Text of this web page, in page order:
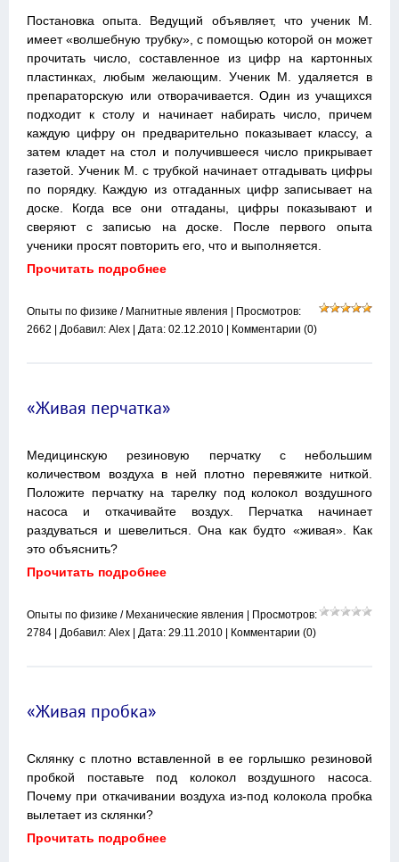
Постановка опыта. Ведущий объявляет, что ученик М.
имеет «волшебную трубку», с помощью которой он может
прочитать число, составленное из цифр на картонных
пластинках, любым желающим. Ученик М. удаляется в
препараторскую или отворачивается. Один из учащихся
подходит к столу и начинает набирать число, причем
каждую цифру он предварительно показывает классу, а
затем кладет на стол и получившееся число прикрывает
газетой. Ученик М. с трубкой начинает отгадывать цифры
по порядку. Каждую из отгаданных цифр записывает на
доске. Когда все они отгаданы, цифры показывают и
сверяют с записью на доске. После первого опыта
ученики просят повторить его, что и выполняется.
Прочитать подробнее
Опыты по физике / Магнитные явления | Просмотров:
2662 | Добавил: Alex | Дата: 02.12.2010 Комментарии (0)
«Живая перчатка»
Медицинскую резиновую перчатку с небольшим
количеством воздуха в ней плотно перевяжите ниткой.
Положите перчатку на тарелку под колокол воздушного
насоса и откачивайте воздух. Перчатка начинает
раздуваться и шевелиться. Она как будто «живая». Как
это объяснить?
Прочитать подробнее
Опыты по физике / Механические явления | Просмотров:
2784 | Добавил: Alex | Дата: 29.11.2010 Комментарии (0)
«Живая пробка»
Склянку с плотно вставленной в ее горлышко резиновой
пробкой поставьте под колокол воздушного насоса.
Почему при откачивании воздуха из-под колокола пробка
вылетает из склянки?
Прочитать подробнее